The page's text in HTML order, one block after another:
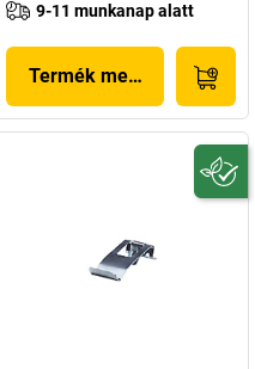
9-11 munkanap alatt
Termék megjelenítése